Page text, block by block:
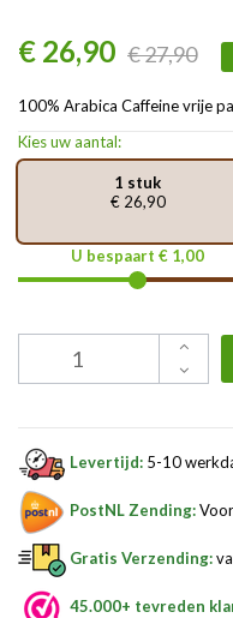
€ 26,90 € 27,90
100% Arabica Caffeine vrije
Kies uw aantal:
1 stuk
€ 26,90
U bespaart € 1,00
Levertijd: 5-10
PostNL Zending:
Gratis Verzending:
45.000+ tevreden